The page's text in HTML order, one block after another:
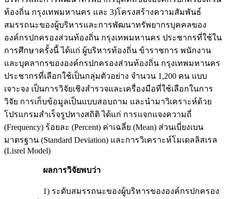
ท้องถิ่น กรุงเทพมหานคร และ 3)โครงสร้างความสัมพันธ์
สมรรถนะของผู้บริหารและการพัฒนาทรัพยากรบุคคลของ
องค์กรปกครองส่วนท้องถิ่น กรุงเทพมหานคร ประชากรที่ใช้ใน
การศึกษาครั้งนี้ ได้แก่ ผู้บริหารท้องถิ่น ข้าราชการ พนักงาน
และบุคลากรขององค์กรปกครองส่วนท้องถิ่น กรุงเทพมหานคร
ประชากรที่เลือกใช้เป็นกลุ่มตัวอย่าง จำนวน 1,200 คน แบบ
เจาะจง เป็นการวิจัยเชิงสำรวจและเครื่องมือที่ใช้เลือกในการ
วิจัย การเก็บข้อมูลเป็นแบบสอบถาม และนำมาวิเคราะห์ด้วย
โปรแกรมสำเร็จรูปทางสถิติ ได้แก่ การแจกแจงความถี่
(Frequency) ร้อยละ (Percent) ค่าเฉลี่ย (Mean) ส่วนเบี่ยงเบน
มาตรฐาน (Standard Deviation) และการวิเคราะห์โมเดลลิสเรล
(Lisrel Model)
ผลการวิจัยพบว่า
1) ระดับสมรรถนะของผู้บริหารขององค์กรปกครอง